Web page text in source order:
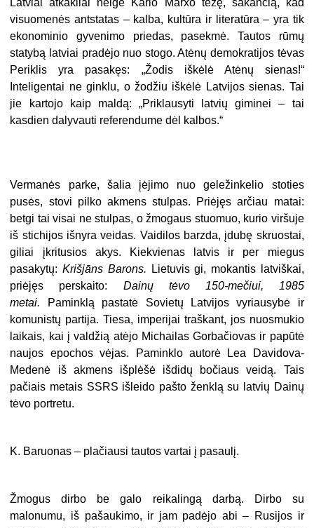
Latviai atkakliai neigė Karlo Marxo tezę, sakančią, kad
visuomenės antstatas – kalba, kultūra ir literatūra – yra tik
ekonominio gyvenimo priedas, pasekmė. Tautos rūmų
statybą latviai pradėjo nuo stogo. Atėnų demokratijos tėvas
Periklis yra pasakęs: „Žodis iškėlė Atėnų sienas!“
Inteligentai ne ginklu, o žodžiu iškėlė Latvijos sienas. Tai
jie kartojo kaip maldą: „Priklausyti latvių giminei – tai
kasdien dalyvauti referendume dėl kalbos.“
Vermanės parke, šalia įėjimo nuo geležinkelio stoties
pusės, stovi pilko akmens stulpas. Priėjęs arčiau matai:
betgi tai visai ne stulpas, o žmogaus stuomuo, kurio viršuje
iš stichijos išnyra veidas. Vaidilos barzda, įdubę skruostai,
giliai įkritusios akys. Kiekvienas latvis ir per miegus
pasakytų:Krišjāns Barons. Lietuvis gi, mokantis latviškai,
priėjęs perskaito: Dainų tėvo 150-mečiui,
1985
metai. Paminklą pastatė Sovietų Latvijos vyriausybė ir
komunistų partija. Tiesa, imperijai traškant, jos nuosmukio
laikais, kai į valdžią atėjo Michailas Gorbačiovas ir papūtė
naujos epochos vėjas. Paminklo autorė Lea Davidova-
Medenė iš akmens išplėšė išdidų bočiaus veidą. Tais
pačiais metais SSRS išleido pašto ženklą su latvių Dainų
tėvo portretu.
K. Baruonas – plačiausi tautos vartai į pasaulį.
Žmogus dirbo be galo reikalingą darbą. Dirbo su
malonumu, iš pašaukimo, ir jam padėjo abi – Rusijos ir